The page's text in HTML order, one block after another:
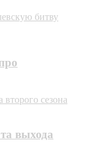
битву
сезона
выхода